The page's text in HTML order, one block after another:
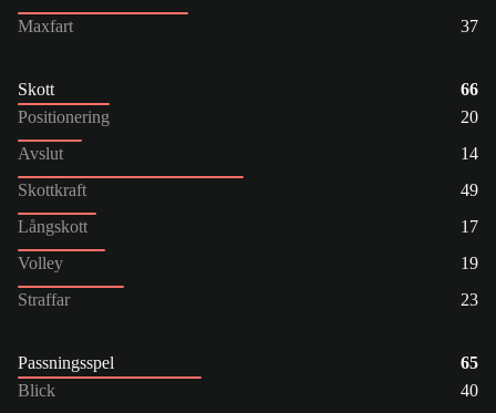
Maxfart
37
Skott
66
Positionering
20
Avslut
14
Skottkraft
49
Långskott
17
Volley
19
Straffar
23
Passningsspel
65
Blick
40